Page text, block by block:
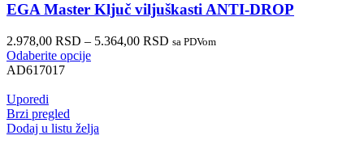
EGA Master Ključ viljuškasti ANTI-DROP
2.978,00 RSD – 5.364,00 RSD sa PDVom
Odaberite opcije
AD617017
Uporedi
Brzi pregled
Dodaj u listu želja